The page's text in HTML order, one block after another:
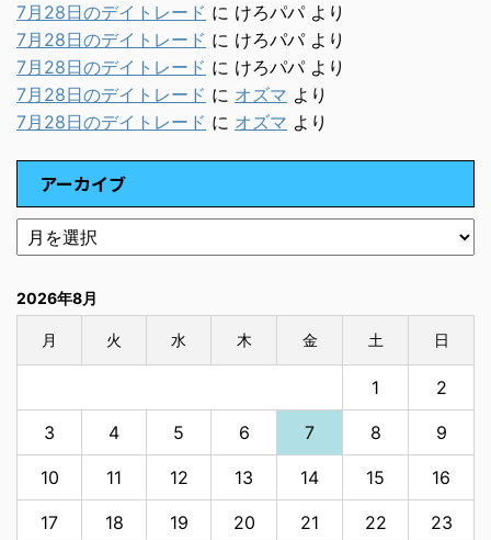
7月28日のデイトレード に けろパパより
7月28日のデイトレード に けろパパより
7月28日のデイトレード に けろパパより
7月28日のデイトレード に オズマ より
7月28日のデイトレード に オズマ より
アーカイブ
2026年8月
月 火 水 木 金 土 日
1 2
3 4 5 6 7 8 9
10 11 12 13 14 15 16
17 18 19 20 21 22 23